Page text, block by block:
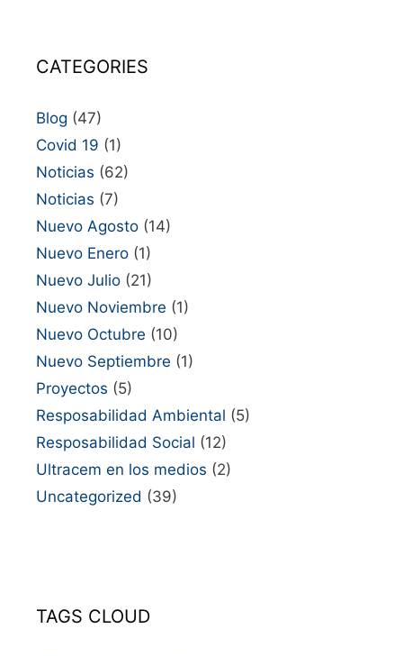
CATEGORIES
Blog (47)
Covid 19 (1)
Noticias (62)
Noticias (7)
Nuevo Agosto (14)
Nuevo Enero (1)
Nuevo Julio (21)
Nuevo Noviembre (1)
Nuevo Octubre (10)
Nuevo Septiembre (1)
Proyectos (5)
Resposabilidad Ambiental (5)
Resposabilidad Social (12)
Ultracem en los medios (2)
Uncategorized (39)
TAGS CLOUD